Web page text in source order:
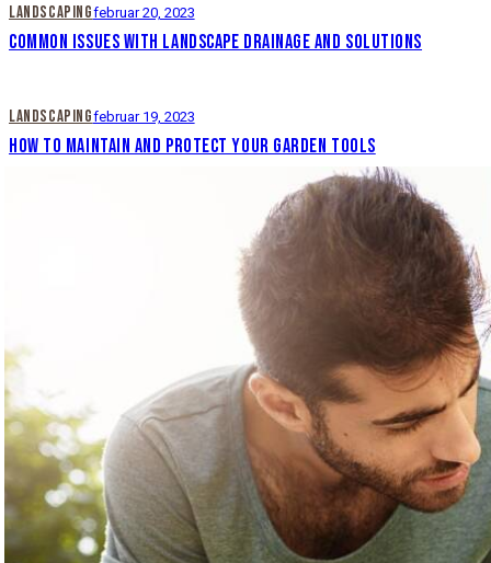
LANDSCAPINGfebruar 20, 2023
COMMON ISSUES WITH LANDSCAPE DRAINAGE AND SOLUTIONS
LANDSCAPINGfebruar 19, 2023
HOW TO MAINTAIN AND PROTECT YOUR GARDEN TOOLS